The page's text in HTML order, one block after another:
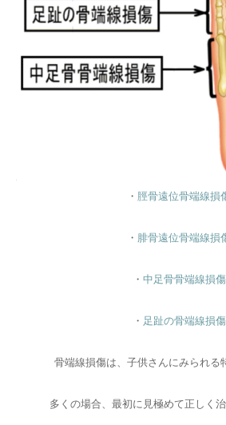
・ 脛骨遠位骨端線損
・ 腓骨遠位骨端線損
・ 中足骨骨端線損傷
・ 足趾の骨端線損傷
骨端線損傷は、子供さんにみられる
多くの場合、最初に見極めて正しく治